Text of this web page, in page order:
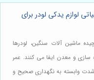
لوازم یدکی لودر برای
ماشین آلات سنگین، لودرها
سازی و معدن ایفا می کنند. عمر
وابسته به نگهداری صحیح و